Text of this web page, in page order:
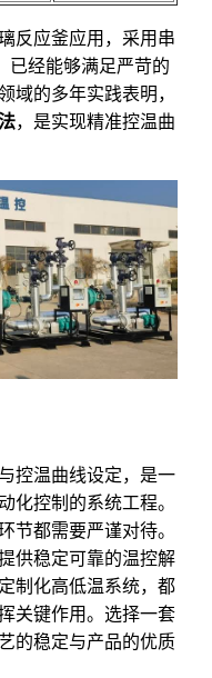
反应釜应用，采用串
已经能够满足严苛的
域的多年实践表明，
，是实现精准控温曲
控温曲线设定，是一
化控制的系统工程。
节都需要严谨对待。
供稳定可靠的温控解
制化高低温系统，都
关键作用。选择一套
的稳定与产品的优质